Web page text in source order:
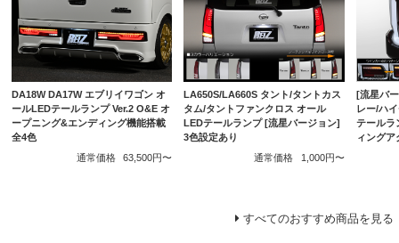
DA18W DA17W エブリイワゴン オ
ールLEDテールランプ Ver.2 O&E オ
ープニング&エンディング機能搭載
全4色
通常価格
63,500円〜
LA650S/LA660S タント/タントカス
タム/タントファンクロス オール
LEDテールランプ [流星バージョン]
3色設定あり
通常価格
1,000円〜
[流星バ
レー/ハ
テールラ
ィングア
すべてのおすすめ商品を見る